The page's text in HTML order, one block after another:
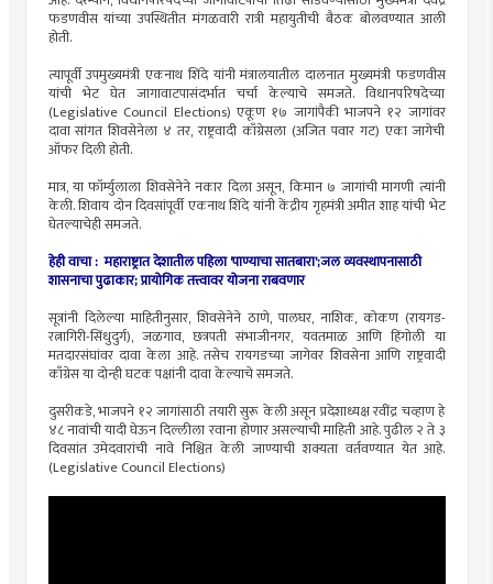
फडणवीस यांच्या उपस्थितीत मंगळवारी रात्री महायुतीची बैठक बोलवण्यात आली
होती.
त्यापूर्वी उपमुख्यमंत्री एकनाथ शिंदे यांनी मंत्रालयातील दालनात मुख्यमंत्री फडणवीस
यांची भेट घेत जागावाटपासंदर्भात चर्चा केल्याचे समजते. विधानपरिषदेच्या
(Legislative Council Elections) एकूण १७ जागांपैकी भाजपने १२ जागांवर
दावा सांगत शिवसेनेला ४ तर, राष्ट्रवादी काँग्रेसला (अजित पवार गट) एका जागेची
ऑफर दिली होती.
मात्र, या फॉर्म्युलाला शिवसेनेने नकार दिला असून, किमान ७ जागांची मागणी त्यांनी
केली. शिवाय दोन दिवसांपूर्वी एकनाथ शिंदे यांनी केंद्रीय गृहमंत्री अमीत शाह यांची भेट
घेतल्याचेही समजते.
हेही वाचा : महाराष्ट्रात देशातील पहिला 'पाण्याचा सातबारा';जल व्यवस्थापनासाठी
शासनाचा पुढाकार; प्रायोगिक तत्त्वावर योजना राबवणार
सूत्रांनी दिलेल्या माहितीनुसार, शिवसेनेने ठाणे, पालघर, नाशिक, कोकण (रायगड-
रत्नागिरी-सिंधुदुर्ग), जळगाव, छत्रपती संभाजीनगर, यवतमाळ आणि हिंगोली या
मतदारसंघांवर दावा केला आहे. तसेच रायगडच्या जागेवर शिवसेना आणि राष्ट्रवादी
काँग्रेस या दोन्ही घटक पक्षांनी दावा केल्याचे समजते.
दुसरीकडे, भाजपने १२ जागांसाठी तयारी सुरू केली असून प्रदेशाध्यक्ष रवींद्र चव्हाण हे
४८ नावांची यादी घेऊन दिल्लीला रवाना होणार असल्याची माहिती आहे. पुढील २ ते ३
दिवसांत उमेदवारांची नावे निश्चित केली जाण्याची शक्यता वर्तवण्यात येत आहे.
(Legislative Council Elections)